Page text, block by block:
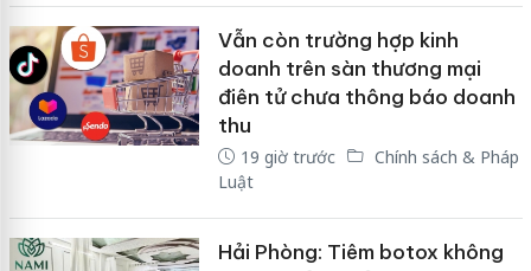
Vẫn còn trường hợp kinh
doanh trên sàn thương mại
điên tử chưa thông báo doanh
thu
19 giờ trước
Chính sách & Pháp
Luật
Hải Phòng: Tiêm botox không